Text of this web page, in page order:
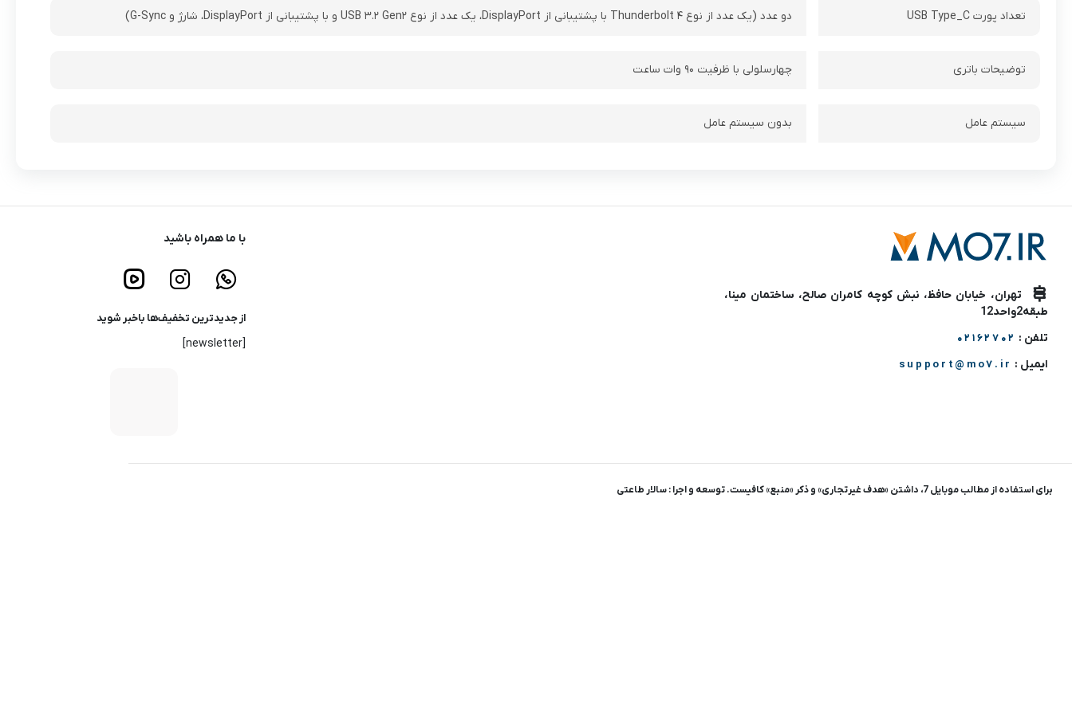
تعداد پورت USB Type_C دو عدد (یک عدد از نوع Thunderbolt ۴ با پشتیبانی از DisplayPort، یک عدد از نوع USB ۳.۲ Gen۲ و با پشتیبانی از DisplayPort، شارژ و G-Sync)
توضیحات باتری چهارسلولی با ظرفیت ۹۰ وات‌ ساعت
سیستم عامل بدون سیستم عامل
تهران، خیابان حافظ، نبش کوچه کامران صالح، ساختمان مینا،
طبقه2واحد12
تلفن : 02162702
ایمیل : support@mo7.ir
با ما همراه باشید
از جدیدترین تخفیف‌ها باخبر شوید
[newsletter]
برای استفاده از مطالب موبایل 7، داشتن «هدف غیرتجاری» و ذکر «منبع» کافیست. توسعه و اجرا : سالار طاعتی